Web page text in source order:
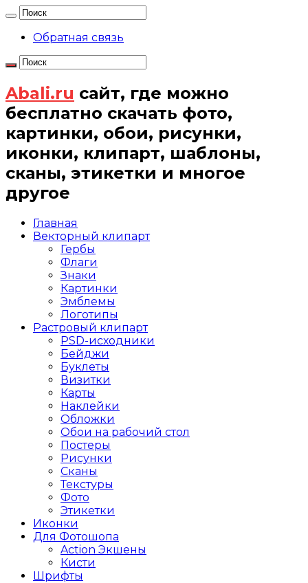
Обратная связь
Abali.ru сайт, где можно
бесплатно скачать фото,
картинки, обои, рисунки,
иконки, клипарт, шаблоны,
сканы, этикетки и многое
другое
Главная
Векторный клипарт
Гербы
Флаги
Знаки
Картинки
Эмблемы
Логотипы
Растровый клипарт
PSD-исходники
Бейджи
Буклеты
Визитки
Карты
Наклейки
Обложки
Обои на рабочий стол
Постеры
Рисунки
Сканы
Текстуры
Фото
Этикетки
Иконки
Для Фотошопа
Action Экшены
Кисти
Шрифты